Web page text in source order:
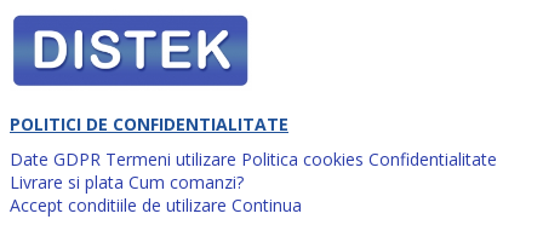
POLITICI DE CONFIDENTIALITATE
Date GDPR Termeni utilizare Politica cookies Confidentialitate
Livrare si plata Cum comanzi?
Accept conditiile de utilizare Continua